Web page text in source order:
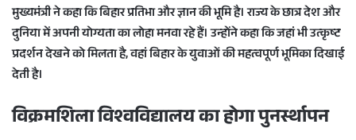
l
मुख्यमंत्री ने कहा कि बिहार प्रतिभा और ज्ञान की भूमि है। राज्य के छात्र देश और
दुनिया में अपनी योग्यता का लोहा मनवा रहे हैं। उन्होंने कहा कि जहां भी उत्कृष्ट
प्रदर्शन देखने को मिलता है, वहां बिहार के युवाओं की महत्वपूर्ण भूमिका दिखाई
देती है।
विक्रमशिला विश्वविद्यालय का होगा पुनर्स्थापन